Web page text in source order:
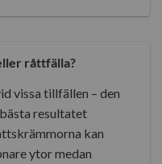
råttfälla?
vissa tillfällen – den
resultatet
kan
ytor medan